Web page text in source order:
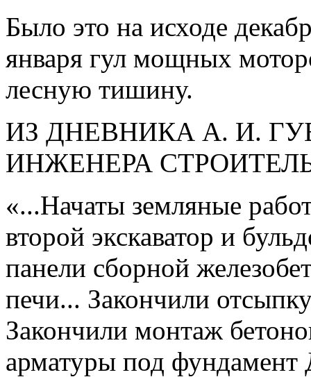
Было это на исходе
января гул мощных
лесную тишину.
ИЗ ДНЕВНИКА А. И.
ИНЖЕНЕРА
«...Начаты земляные
второй экскаватор и
панели сборной
печи... Закончили
Закончили монтаж
арматуры под